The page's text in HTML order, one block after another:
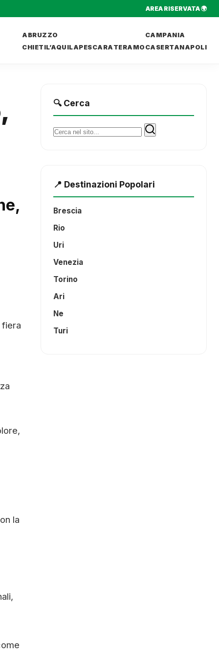
AREA RISERVATA 🌍
ABRUZZO
CHIETIL’AQUILAPESCARA TERAMO
CAMPANIA
CASERTANAPOLI
fiera
la
🔍 Cerca
Cerca:
📍 Destinazioni Popolari
Brescia
Rio
Uri
Venezia
Torino
Ari
Ne
Turi